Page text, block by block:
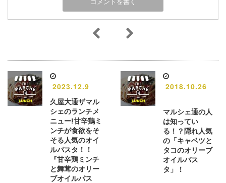
2023.12.9
久屋大通ザマル
シェのランチメ
ニュー!甘辛鶏ミ
ンチが食欲をそ
そる人気のオイ
ルパスタ！！
『甘辛鶏ミンチ
と舞茸のオリー
ブオイルパス
2018.10.26
マルシェ通の人
は知ってい
る！？隠れ人気
の「キャベツと
タコのオリーブ
オイルパス
タ」！